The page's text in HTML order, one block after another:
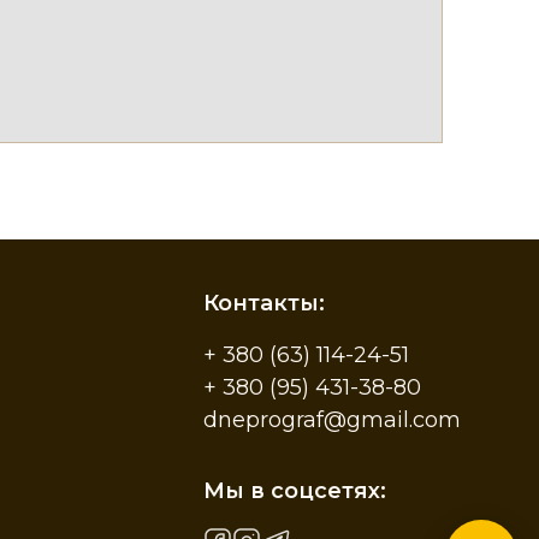
Контакты:
+ 380 (63) 114-24-51
+ 380 (95) 431-38-80
dneprograf@gmail.com
Мы в соцсетях: